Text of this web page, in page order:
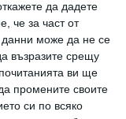
да дадете
че за част от
данни може да не се
възразите срещу
ви ще
промените своите
си по всяко
скучно